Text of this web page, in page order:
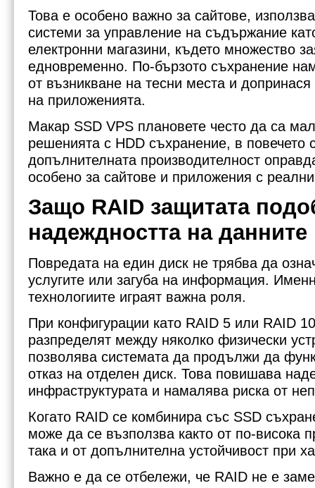
Това е особено важно за сайтове,
системи за управление на съдържание
електронни магазини, където множество
едновременно. По-бързото съхранение
от възникване на тесни места и
на приложенията.
Макар SSD VPS плановете често да са
решенията с HDD съхранение, в повечето
допълнителната производителност
особено за сайтове и приложения с
Защо RAID защитата
надеждността на данните
Повредата на един диск не трябва да
услугите или загуба на информация.
технологиите играят важна роля.
При конфигурации като RAID 5 или RAID
разпределят между няколко физически
позволява системата да продължи да
отказ на отделен диск. Това повишава
инфраструктурата и намалява риска от
Когато RAID се комбинира със SSD
може да се възползва както от по-висока
така и от допълнителна устойчивост при
Важно е да се отбележи, че RAID не е